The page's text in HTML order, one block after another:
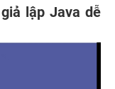
lập Java dễ